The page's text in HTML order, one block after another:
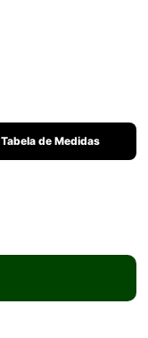
Tabela de Medidas